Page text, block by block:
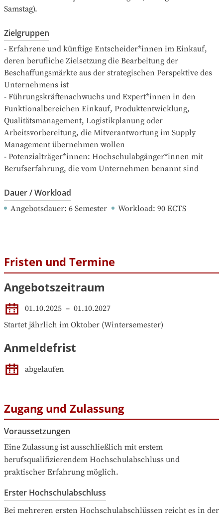
Samstag).
Zielgruppen
- Erfahrene und künftige Entscheider*innen im Einkauf,
deren berufliche Zielsetzung die Bearbeitung der
Beschaffungsmärkte aus der strategischen Perspektive des
Unternehmens ist
- Führungskräftenachwuchs und Expert*innen in den
Funktionalbereichen Einkauf, Produktentwicklung,
Qualitätsmanagement, Logistikplanung oder
Arbeitsvorbereitung, die Mitverantwortung im Supply
Management übernehmen wollen
- Potenzialträger*innen: Hochschulabgänger*innen mit
Dauer / Workload
Angebotsdauer: 6 Semester Workload: 90 ECTS
Fristen und Termine
Angebotszeitraum
01.10.2025 – 01.10.2027
Startet jährlich im Oktober (Wintersemester)
Anmeldefrist
abgelaufen
Zugang und Zulassung
Voraussetzungen
Eine Zulassung ist ausschließlich mit erstem
berufsqualifizierendem Hochschulabschluss und
praktischer Erfahrung möglich.
Erster Hochschulabschluss
Bei mehreren ersten Hochschulabschlüssen reicht es in der